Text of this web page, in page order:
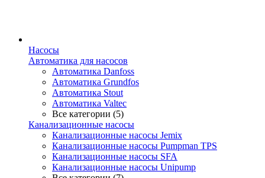
Насосы
Автоматика для насосов
Автоматика Danfoss
Автоматика Grundfos
Автоматика Stout
Автоматика Valtec
Все категории (5)
Канализационные насосы
Канализационные насосы Jemix
Канализационные насосы Pumpman TPS
Канализационные насосы SFA
Канализационные насосы Unipump